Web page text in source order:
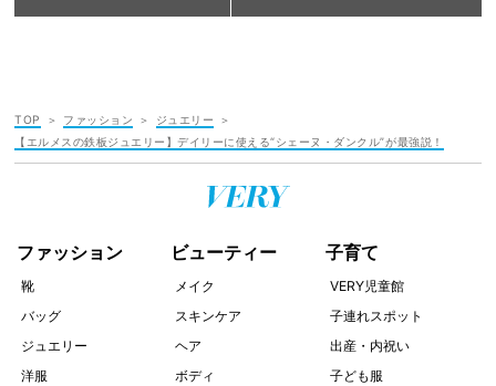
TOP ファッション
ジュエリー
【エルメスの鉄板ジュエリー】デイリーに使える“シェーヌ・ダンクル”が最強説！
ファッション
靴
バッグ
ジュエリー
洋服
ビューティー
メイク
スキンケア
ヘア
ボディ
子育て
VERY児童館
子連れスポット
出産・内祝い
子ども服